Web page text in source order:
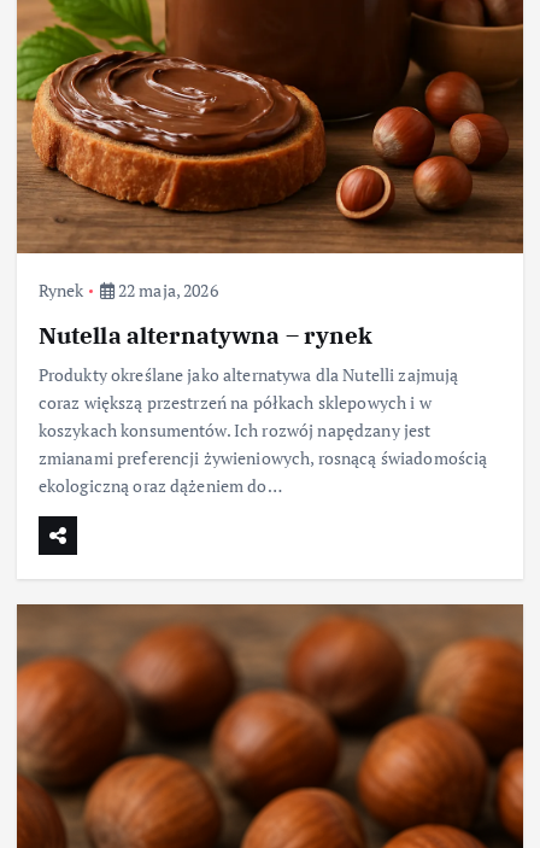
Rynek 22 maja, 2026
Nutella alternatywna – rynek
Produkty określane jako alternatywa dla Nutelli zajmują
coraz większą przestrzeń na półkach sklepowych i w
koszykach konsumentów. Ich rozwój napędzany jest
zmianami preferencji żywieniowych, rosnącą świadomością
ekologiczną oraz dążeniem do…